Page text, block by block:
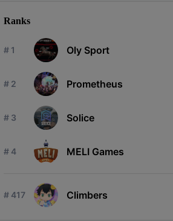
Karnage The Fabled
Ranks
# 1 Oly Sport
# 2 Prometheus
# 3 Solice
# 4 MELI Games
# 417 Climbers